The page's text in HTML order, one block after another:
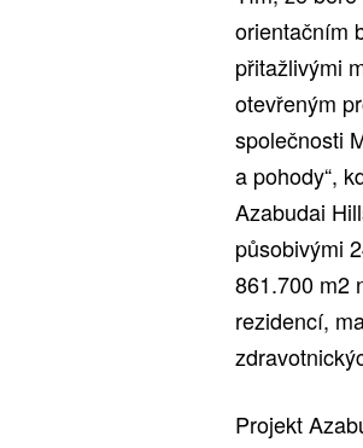
orientačním
přitažlivými
otevřeným
společnosti
a pohody“,
Azabudai
působivými
861.700 m2
rezidencí,
Projekt